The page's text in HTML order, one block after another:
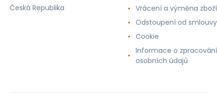
Česká Republika
Vrácení a výměna zboží
Odstoupení od smlouvy
Cookie
Informace o zpracování
osobních údajů